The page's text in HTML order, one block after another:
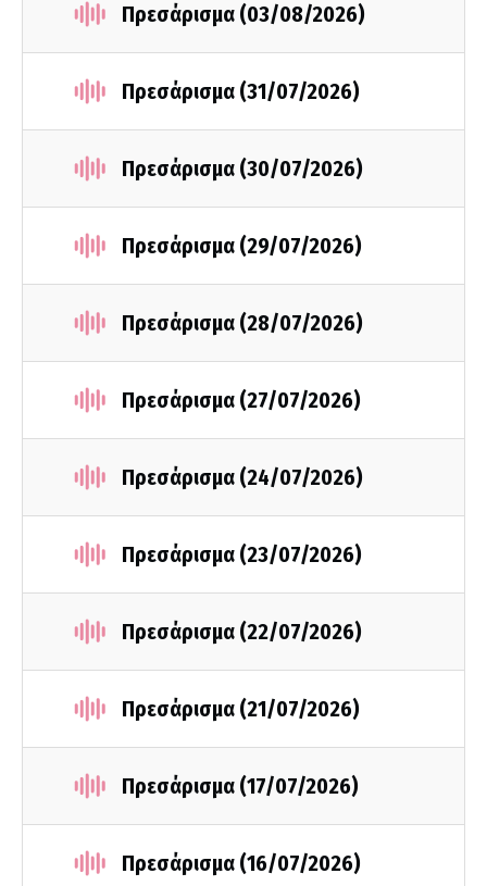
Πρεσάρισμα (03/08/2026)
Πρεσάρισμα (31/07/2026)
Πρεσάρισμα (30/07/2026)
Πρεσάρισμα (29/07/2026)
Πρεσάρισμα (28/07/2026)
Πρεσάρισμα (27/07/2026)
Πρεσάρισμα (24/07/2026)
Πρεσάρισμα (23/07/2026)
Πρεσάρισμα (22/07/2026)
Πρεσάρισμα (21/07/2026)
Πρεσάρισμα (17/07/2026)
Πρεσάρισμα (16/07/2026)